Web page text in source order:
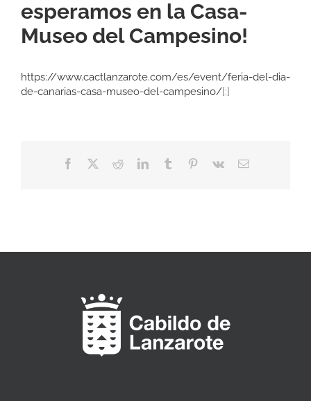
esperamos en la Casa-
Museo del Campesino!
https://www.cactlanzarote.com/es/event/feria-del-dia-
de-canarias-casa-museo-del-campesino/[:]
Facebook RedditLinkedInTumblr Pinterest
Vk
Correo